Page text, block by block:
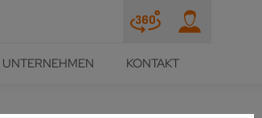
UNTERNEHMEN KONTAKT